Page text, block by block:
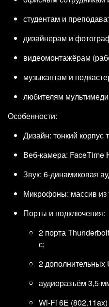
студентам и
дизайнерам и
видеомонтажёрам
музыкантам и
любителям
Особенности:
Дизайн: тонкий корпус
Веб‑камера: FaceTime
Звук: 6‑динамиковая
Микрофоны: массив из
Порты и подключения:
2 порта
с;
2 дополнительных
аудиоразъём 3,5
Wi‑Fi 6E